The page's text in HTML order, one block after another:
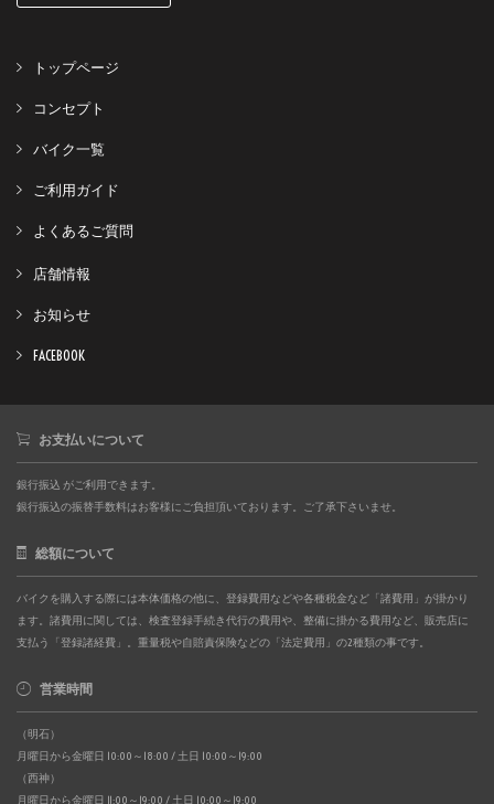
トップページ
コンセプト
バイク一覧
ご利用ガイド
よくあるご質問
店舗情報
お知らせ
FACEBOOK
お支払いについて
銀行振込 がご利用できます。
銀行振込の振替手数料はお客様にご負担頂いております。ご了承下さいませ。
総額について
バイクを購入する際には本体価格の他に、登録費用などや各種税金など「諸費用」が掛かり
ます。諸費用に関しては、検査登録手続き代行の費用や、整備に掛かる費用など、販売店に
支払う「登録諸経費」。重量税や自賠責保険などの「法定費用」の2種類の事です。
営業時間
（明石）
月曜日から金曜日 10:00～18:00 / 土日 10:00～19:00
（西神）
月曜日から金曜日 11:00～19:00 / 土日 10:00～19:00